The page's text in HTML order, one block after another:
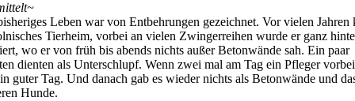
Leben war von Entbehrungen gezeichnet. Vor vielen Jahren
Tierheim, vorbei an vielen Zwingerreihen wurde er ganz
wo er von früh bis abends nichts außer Betonwände sah. Ein paar
dienten als Unterschlupf. Wenn zwei mal am Tag ein Pfleger
guter Tag. Und danach gab es wieder nichts als Betonwände und
Hunde.